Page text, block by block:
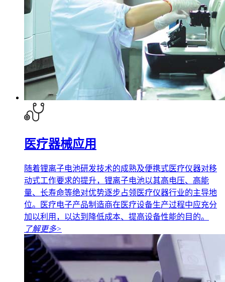
医疗器械应用
随着锂离子电池研发技术的成熟及便携式医疗仪器对移
动式工作要求的提升，锂离子电池以其高电压、高能
量、长寿命等绝对优势逐步占领医疗仪器行业的主导地
位。医疗电子产品制造商在医疗设备生产过程中应充分
加以利用，以达到降低成本、提高设备性能的目的。
了解更多>